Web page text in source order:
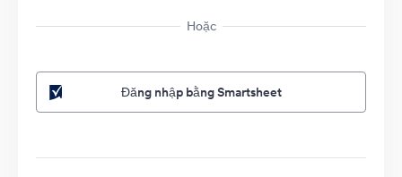
Hoặc
Đăng nhập bằng Smartsheet